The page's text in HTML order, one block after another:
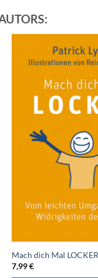
Mach dich Mal LOCKER
7,99€